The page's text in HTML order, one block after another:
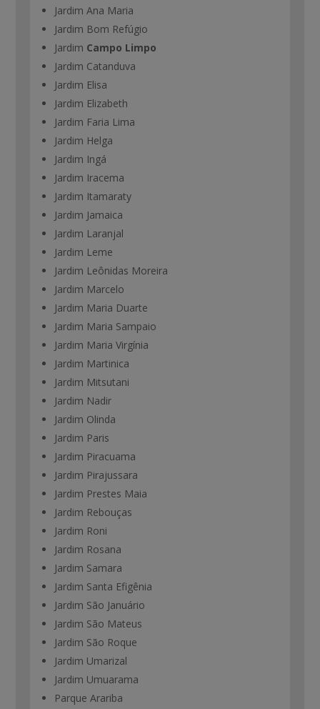
Jardim Ana Maria
Jardim Bom Refúgio
Jardim Campo Limpo
Jardim Catanduva
Jardim Elisa
Jardim Elizabeth
Jardim Faria Lima
Jardim Helga
Jardim Ingá
Jardim Iracema
Jardim Itamaraty
Jardim Jamaica
Jardim Laranjal
Jardim Leme
Jardim Leônidas Moreira
Jardim Marcelo
Jardim Maria Duarte
Jardim Maria Sampaio
Jardim Maria Virgínia
Jardim Martinica
Jardim Mitsutani
Jardim Nadir
Jardim Olinda
Jardim Paris
Jardim Piracuama
Jardim Pirajussara
Jardim Prestes Maia
Jardim Rebouças
Jardim Roni
Jardim Rosana
Jardim Samara
Jardim Santa Efigênia
Jardim São Januário
Jardim São Mateus
Jardim São Roque
Jardim Umarizal
Jardim Umuarama
Parque Arariba